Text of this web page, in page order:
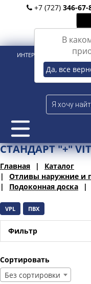
+7 (727) 346-67-
В
Да, все
ИНТЕРНЕТ-МАГАЗИН
СТАНДАРТ "+"
Главная
Каталог
Отливы наружние и
Подоконная доска
VPL ПВХ
Фильтр
Сортировать
Без сортировки